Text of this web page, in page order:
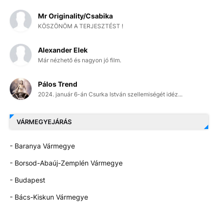
Mr Originality/Csabika
KÖSZÖNÖM A TERJESZTÉST !
Alexander Elek
Már nézhető és nagyon jó film.
Pálos Trend
2024. január 6-án Csurka István szellemiségét idéz...
VÁRMEGYEJÁRÁS
- Baranya Vármegye
- Borsod-Abaúj-Zemplén Vármegye
- Budapest
- Bács-Kiskun Vármegye